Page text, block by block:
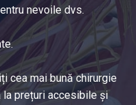
nevoile dvs.
cea mai bună chirurgie
la prețuri accesibile și